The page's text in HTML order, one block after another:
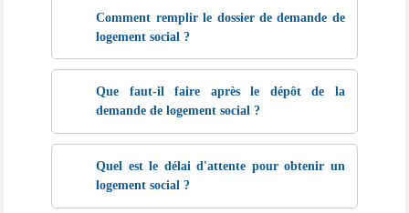
Comment remplir le dossier de demande de
logement social ?
Que faut-il faire après le dépôt de la
demande de logement social ?
Quel est le délai d'attente pour obtenir un
logement social ?